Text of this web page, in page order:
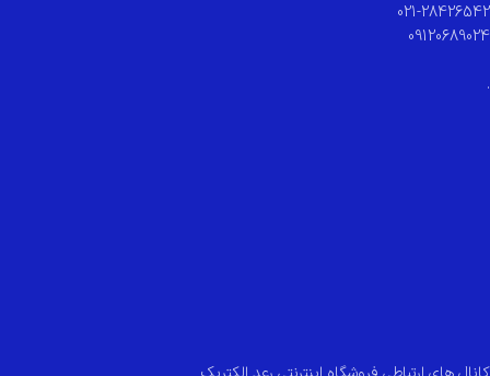
021-28426542
09120689024
.